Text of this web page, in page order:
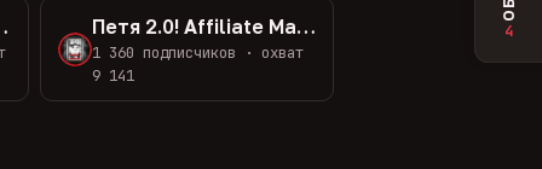
Петя 2.0! Affiliate Marketing
1 360 подписчиков · охват
9 141
4